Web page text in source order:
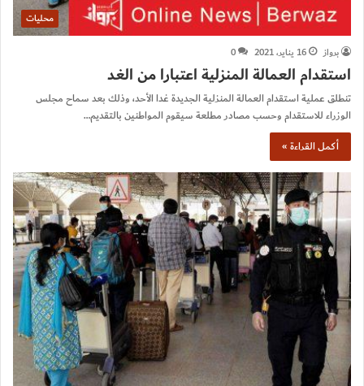
محليات
برواز
16 يناير، 2021 0
استقدام العمالة المنزلية اعتبارا من الغد
تنطلق عملية استقدام العمالة المنزلية الجديدة غدا الأحد، وذلك بعد سماح مجلس
الوزراء للاستقدام وحسب مصادر مطلعة سيقوم المواطنين بالتقديم…
أكمل القراءة »